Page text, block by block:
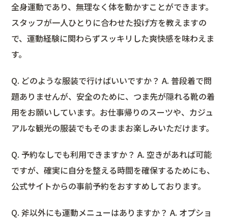
全身運動であり、無理なく体を動かすことができます。
スタッフが一人ひとりに合わせた投げ方を教えますの
で、運動経験に関わらずスッキリした爽快感を味わえま
す。
Q. どのような服装で行けばいいですか？ A. 普段着で問
題ありませんが、安全のために、つま先が隠れる靴の着
用をお願いしています。お仕事帰りのスーツや、カジュ
アルな観光の服装でもそのままお楽しみいただけます。
Q. 予約なしでも利用できますか？ A. 空きがあれば可能
ですが、確実に自分を整える時間を確保するためにも、
公式サイトからの事前予約をおすすめしております。
Q. 斧以外にも運動メニューはありますか？ A. オプショ